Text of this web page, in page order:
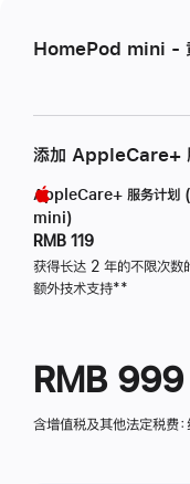
HomePod mini -
添加 AppleCare+
AppleCare+ 服务计划
mini)
RMB 119
获得长达 2 年的不限次数
额外技术支持脚
**
RMB 999
含增值税及其他法定税费